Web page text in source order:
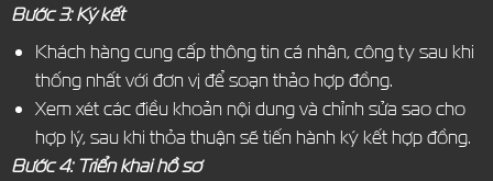
Bước 3: Ký kết
Khách hàng cung cấp thông tin cá nhân, công ty sau khi
thống nhất với đơn vị để soạn thảo hợp đồng.
Xem xét các điều khoản nội dung và chỉnh sửa sao cho
hợp lý, sau khi thỏa thuận sẽ tiến hành ký kết hợp đồng.
Bước 4: Triển khai hồ sơ